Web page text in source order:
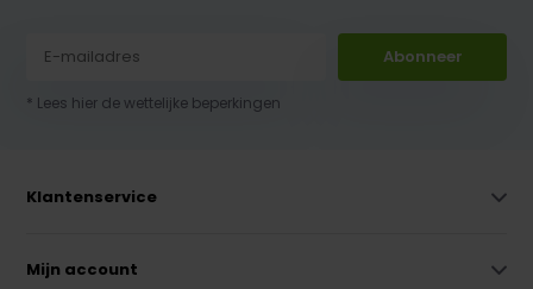
Abonneer
* Lees hier de wettelijke beperkingen
Klantenservice
Mijn account